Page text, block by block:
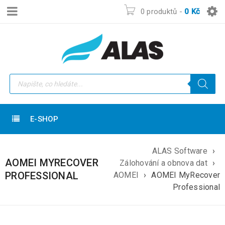
0 produktů - 0 Kč
E-SHOP
AOMEI MYRECOVER
PROFESSIONAL
ALAS Software
›
Zálohování a obnova dat ›
AOMEI
› AOMEI MyRecover
Professional